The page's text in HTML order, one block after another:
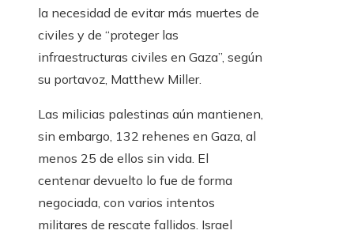
la necesidad de evitar más muertes de
civiles y de “proteger las
infraestructuras civiles en Gaza”, según
su portavoz, Matthew Miller.
Las milicias palestinas aún mantienen,
sin embargo, 132 rehenes en Gaza, al
menos 25 de ellos sin vida. El
centenar devuelto lo fue de forma
negociada, con varios intentos
militares de rescate fallidos. Israel